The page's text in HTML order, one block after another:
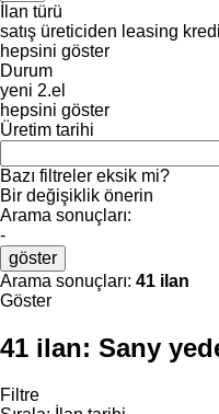
İlan türü
satış üreticiden leasing kredi
hepsini göster
Durum
yeni 2.el
hepsini göster
Üretim tarihi
Bazı filtreler eksik mi?
Bir değişiklik önerin
Arama sonuçları:
-
göster
Arama sonuçları: 41 ilan
Göster
41 ilan: Sany
Filtre